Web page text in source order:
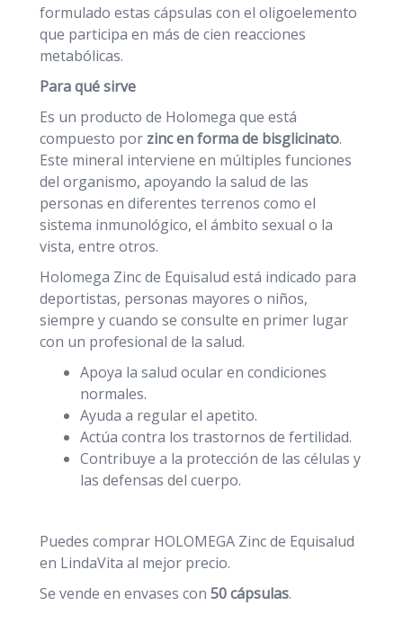
formulado estas cápsulas con el oligoelemento
que participa en más de cien reacciones
metabólicas.
Para qué sirve
Es un producto de Holomega que está
compuesto por zinc en forma de bisglicinato.
Este mineral interviene en múltiples funciones
del organismo, apoyando la salud de las
personas en diferentes terrenos como el
sistema inmunológico, el ámbito sexual o la
vista, entre otros.
Holomega Zinc de Equisalud está indicado para
deportistas, personas mayores o niños,
siempre y cuando se consulte en primer lugar
con un profesional de la salud.
Apoya la salud ocular en condiciones
normales.
Ayuda a regular el apetito.
Actúa contra los trastornos de fertilidad.
Contribuye a la protección de las células y
las defensas del cuerpo.
Puedes comprar HOLOMEGA Zinc de Equisalud
en LindaVita al mejor precio.
Se vende en envases con 50 cápsulas.